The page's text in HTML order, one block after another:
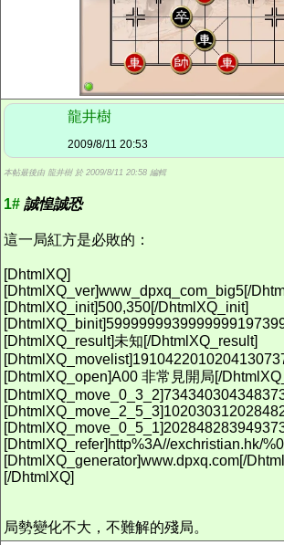
龍井樹
2009/8/11 20:53
本帖最後由 龍井樹 於 2009/8/11 20:58 編輯
1# 誠惶誠恐
這一局紅方是必敗的：
[DhtmlXQ]
[DhtmlXQ_ver]www_dpxq_com_big5[/
[DhtmlXQ_init]500,350[/DhtmlXQ_init]
[DhtmlXQ_result]未知[/DhtmlXQ_result]
[DhtmlXQ_open]A00 非常見開局[/
[DhtmlXQ_refer]http%3A//exchristian.hk/
[DhtmlXQ_generator]www.dpxq.com[/
[/DhtmlXQ]
局勢變化不大，不難解的殘局。